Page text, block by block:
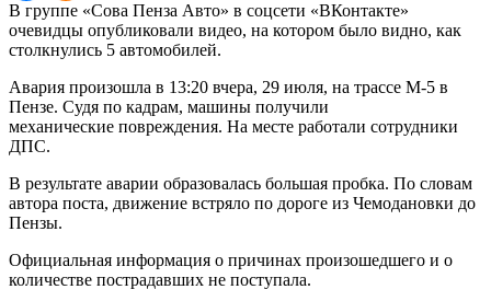
В группе «Сова Пенза Авто» в соцсети «ВКонтакте»
очевидцы опубликовали видео, на котором было видно, как
столкнулись 5 автомобилей.
Авария произошла в 13:20 вчера, 29 июля, на трассе М-5 в
Пензе. Судя по кадрам, машины получили
механические повреждения. На месте работали сотрудники
ДПС.
В результате аварии образовалась большая пробка. По словам
автора поста, движение встряло по дороге из Чемодановки до
Пензы.
Официальная информация о причинах произошедшего и о
количестве пострадавших не поступала.